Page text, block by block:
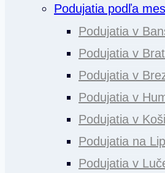
Podujatia podľa
Podujatia v
Podujatia v
Podujatia v
Podujatia v
Podujatia v
Podujatia na
Podujatia v